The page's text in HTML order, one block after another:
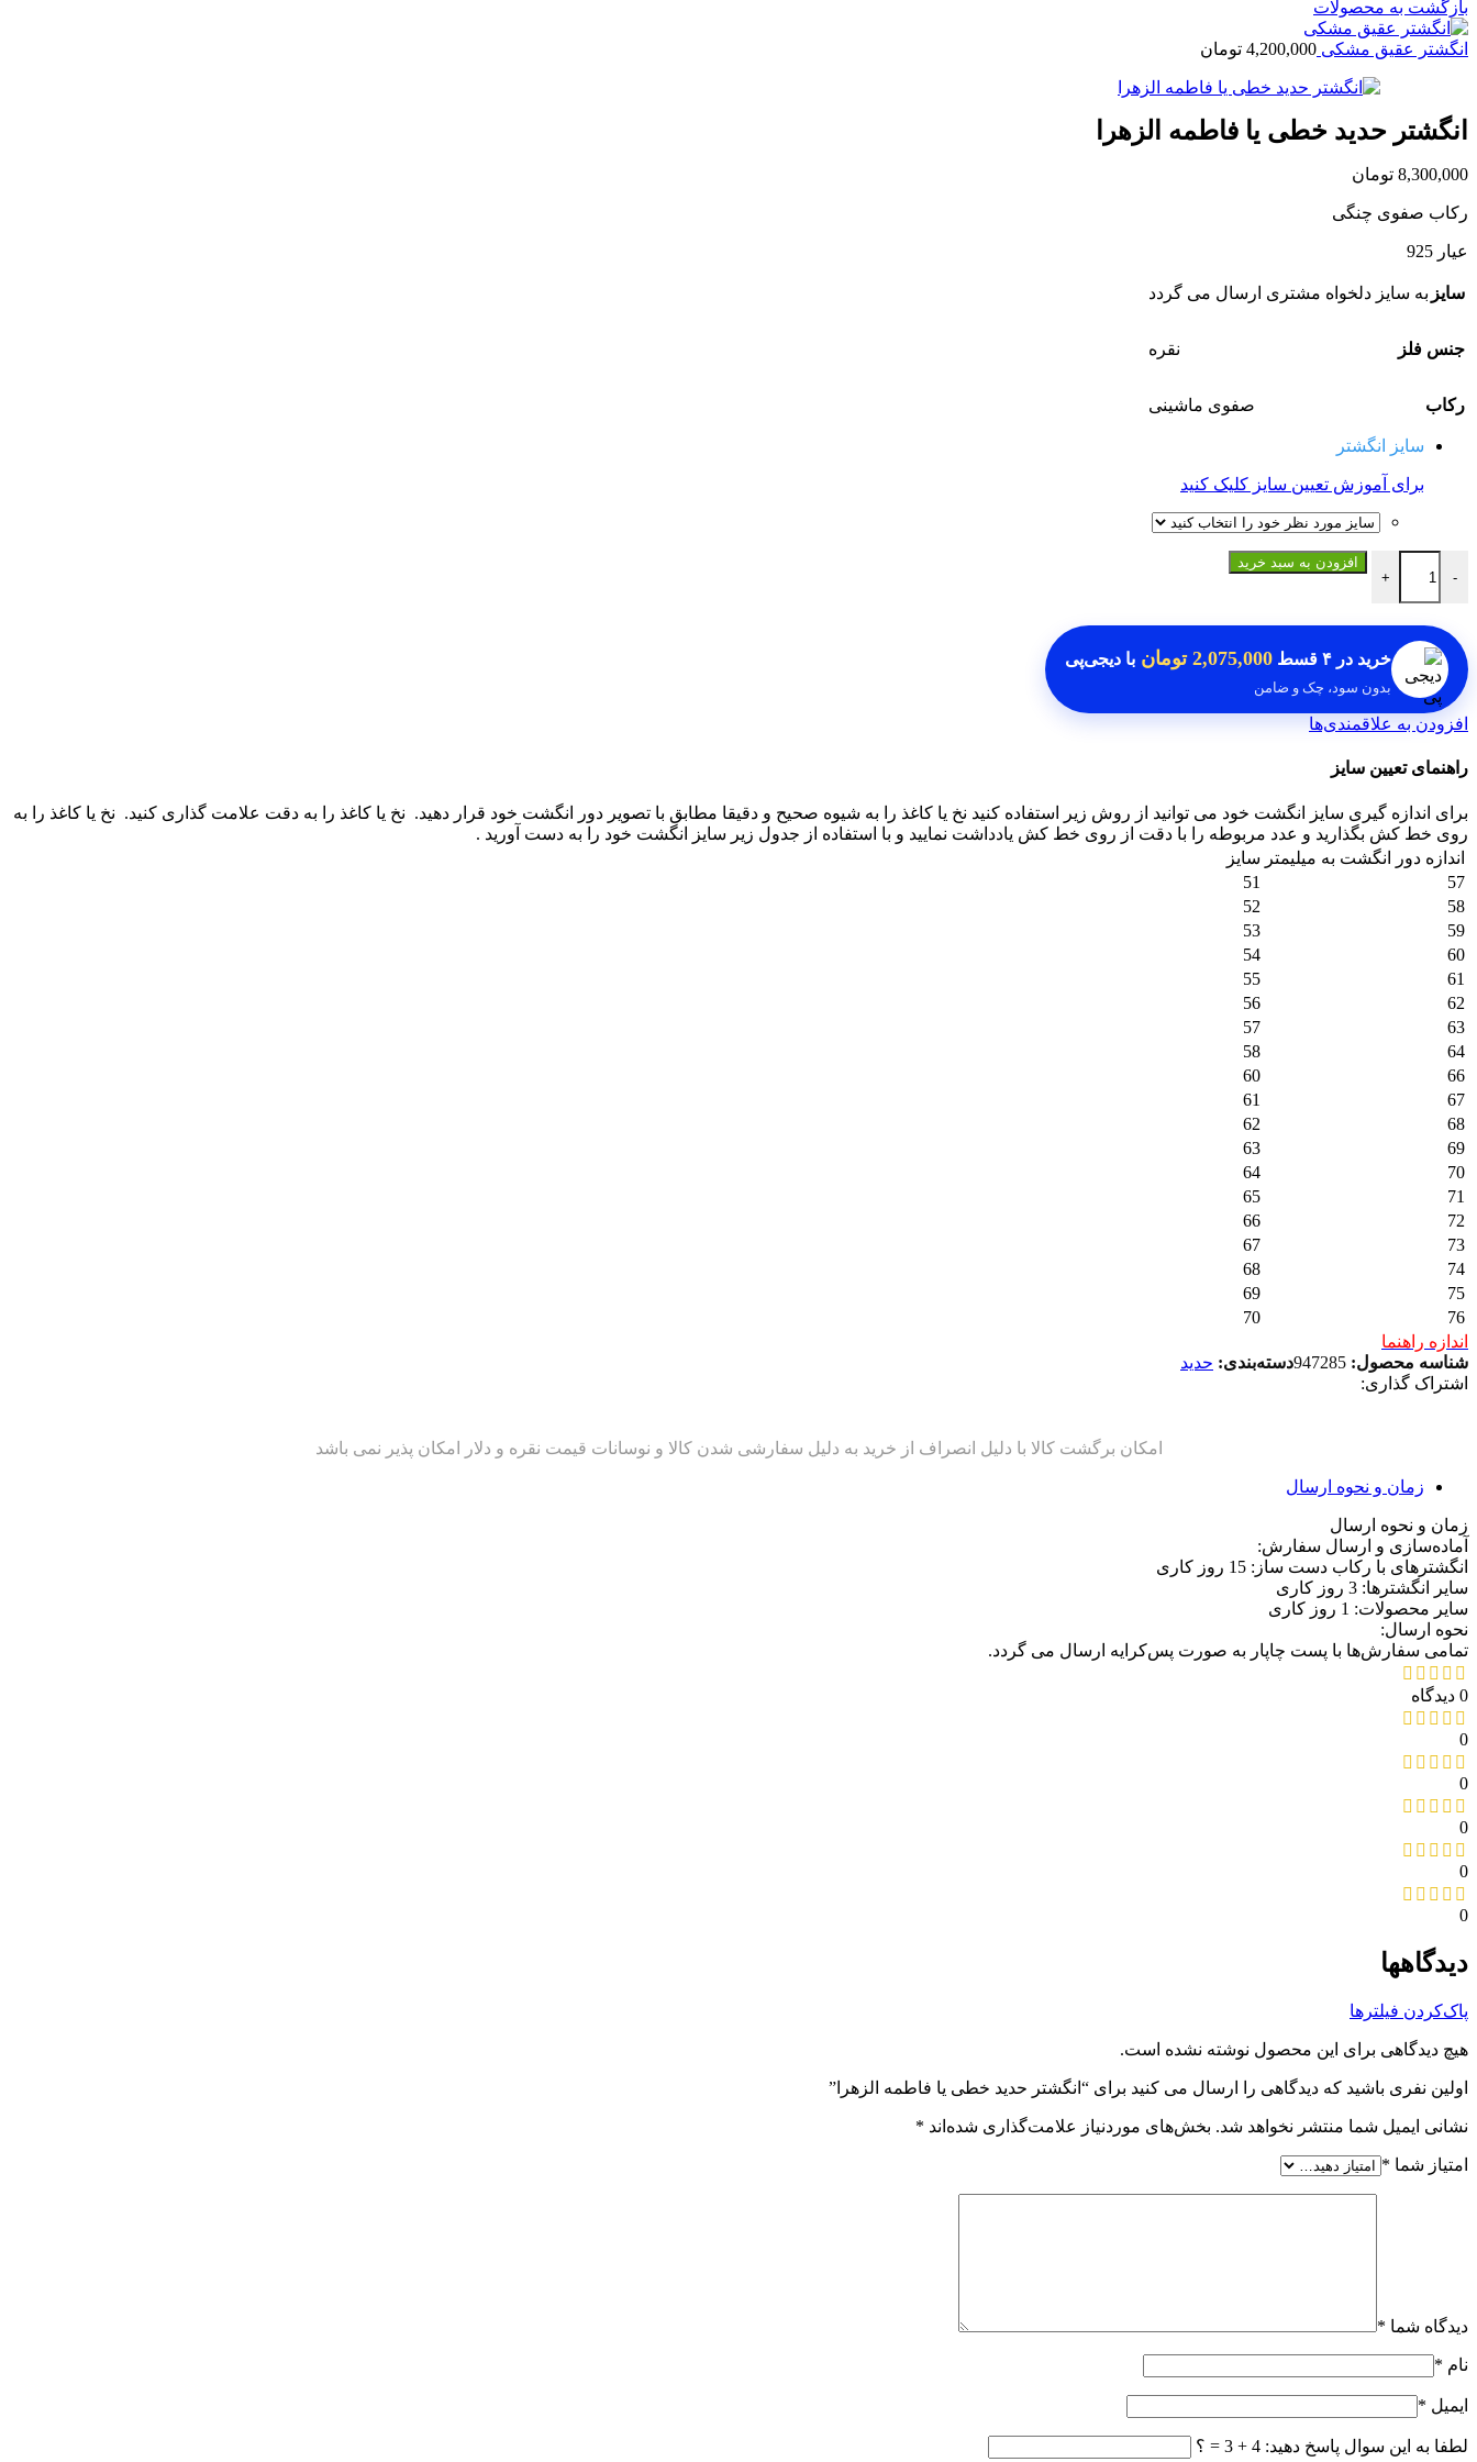
بازگشت به محصولات
انگشتر عقیق مشکی 4,200,000 تومان
انگشتر حدید خطی یا فاطمه الزهرا
8,300,000 تومان
رکاب صفوی چنگی
عیار 925
سایز به سایز دلخواه مشتری ارسال می گردد
جنس فلز نقره
رکاب صفوی ماشینی
سایز انگشتر
برای آموزش تعیین سایز کلیک کنید
-
انگشتر حدید خطی یا فاطمه الزهرا عدد
+
افزودن به سبد خرید
خرید در ۴ قسط 2,075,000 تومان با دیجی‌پی
بدون سود، چک و ضامن
افزودن به علاقمندی‌ها
راهنمای تعیین سایز
برای اندازه گیری سایز انگشت خود می توانید از روش زیر استفاده کنید نخ یا کاغذ را به شیوه صحیح و دقیقا مطابق با تصویر دور انگشت خود قرار دهید. نخ یا کاغذ را به دقت علامت گذاری کنید. نخ یا کاغذ را به
روی خط کش بگذارید و عدد مربوطه را با دقت از روی خط کش یادداشت نمایید و با استفاده از جدول زیر سایز انگشت خود را به دست آورید .
اندازه دور انگشت به میلیمتر سایز
57
51
58
52
59
53
60
54
61
55
62
56
63
57
64
58
66
60
67
61
68
62
69
63
70
64
71
65
72
66
73
67
74
68
75
69
76
70
اندازه راهنما
شناسه محصول: 947285دسته‌بندی: حدید
اشتراک گذاری:
زمان و نحوه ارسال
زمان و نحوه ارسال
آماده‌سازی و ارسال سفارش:
انگشترهای با رکاب دست ساز: 15 روز کاری
سایر انگشترها: 3 روز کاری
سایر محصولات: 1 روز کاری
نحوه ارسال:
تمامی سفارش‌ها با پست چاپار به صورت پس‌کرایه ارسال می گردد.
0 دیدگاه
0
0
0
0
0
دیدگاهها
پاک‌کردن فیلترها
هیچ دیدگاهی برای این محصول نوشته نشده است.
اولین نفری باشید که دیدگاهی را ارسال می کنید برای “انگشتر حدید خطی یا فاطمه الزهرا”
نشانی ایمیل شما منتشر نخواهد شد. بخش‌های موردنیاز علامت‌گذاری شده‌اند *
امتیاز شما *
دیدگاه شما *
نام *
ایمیل *
لطفا به این سوال پاسخ دهید: 4 + 3 = ؟